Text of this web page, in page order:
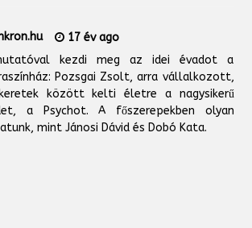
17 év ago
kezdi meg az idei évadot a
Pozsgai Zsolt, arra vállalkozott,
között kelti életre a nagysikerű
a Psychot. A főszerepekben olyan
mint Jánosi Dávid és Dobó Kata.